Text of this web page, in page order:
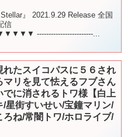
』 2021.9.29 Release 全国
信
...
れたスイコパスに５６され
マリを見て怯えるフブさん
でに消されるトワ様【白上
/星街すいせい/宝鐘マリン/
ろね/常闇トワ/ホロライブ/